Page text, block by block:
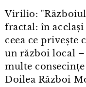
Virilio:
fractal: în
ceea ce privește
un război local –
multe
Doilea Război